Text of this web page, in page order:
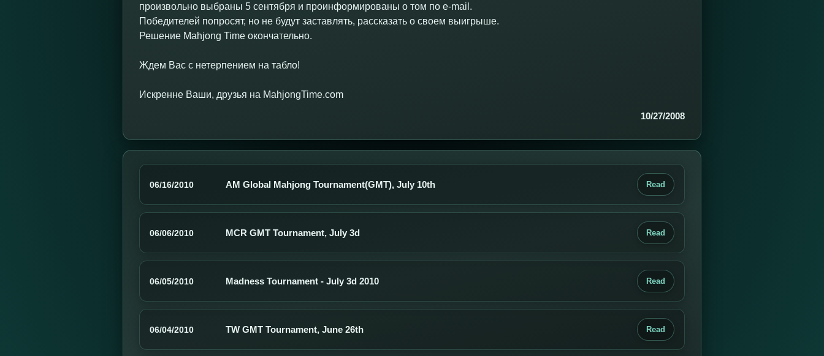
произвольно выбраны 5 сентября и проинформированы о том по e-mail.
Победителей попросят, но не будут заставлять, рассказать о своем выигрыше.
Решение Mahjong Time окончательно.
Ждем Вас с нетерпением на табло!
Искренне Ваши, друзья на MahjongTime.com
10/27/2008
06/16/2010 AM Global Mahjong Tournament(GMT), July 10th Read
06/06/2010 MCR GMT Tournament, July 3d Read
06/05/2010 Madness Tournament - July 3d 2010 Read
06/04/2010 TW GMT Tournament, June 26th Read